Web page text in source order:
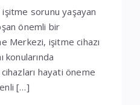
sorunu yaşayan
önemli bir
Merkezi, işitme cihazı
konularında
hayati öneme
[…]